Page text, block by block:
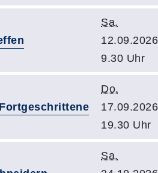
Sa.
9.30 Uhr
Do.
19.30 Uhr
Sa.